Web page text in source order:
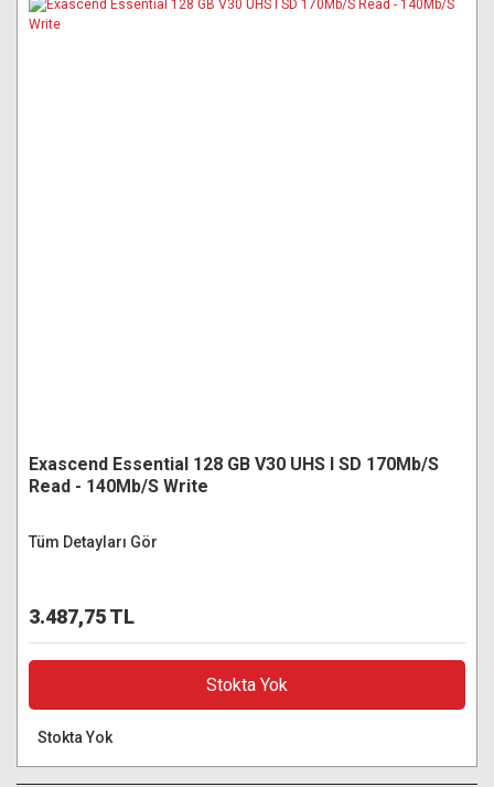
Exascend Essential 128 GB V30 UHS I SD 170Mb/S
Read - 140Mb/S Write
Tüm Detayları Gör
3.487,75 TL
Stokta Yok
Stokta Yok